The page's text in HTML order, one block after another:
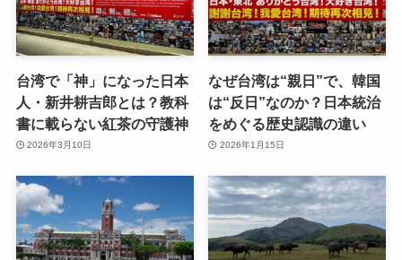
台湾で「神」になった日本
人・新井耕吉郎とは？教科
書に載らない紅茶の守護神
2026年3月10日
なぜ台湾は“親日”で、韓国
は“反日”なのか？日本統治
をめぐる歴史認識の違い
2026年1月15日